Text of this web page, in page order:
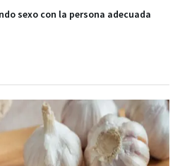
sexo con la persona adecuada